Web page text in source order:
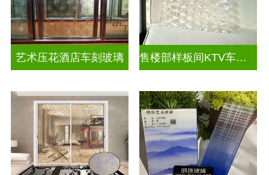
艺术压花酒店车刻玻璃 售楼部样板间KTV车刻玻璃